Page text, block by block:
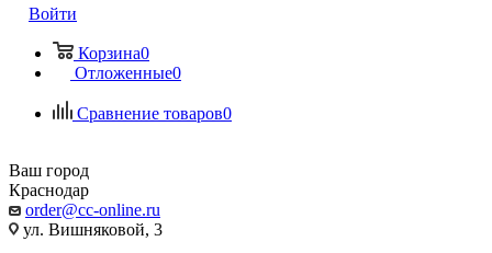
Войти
Корзина0
Отложенные0
Сравнение товаров0
Ваш город
Краснодар
order@cc-online.ru
ул. Вишняковой, 3